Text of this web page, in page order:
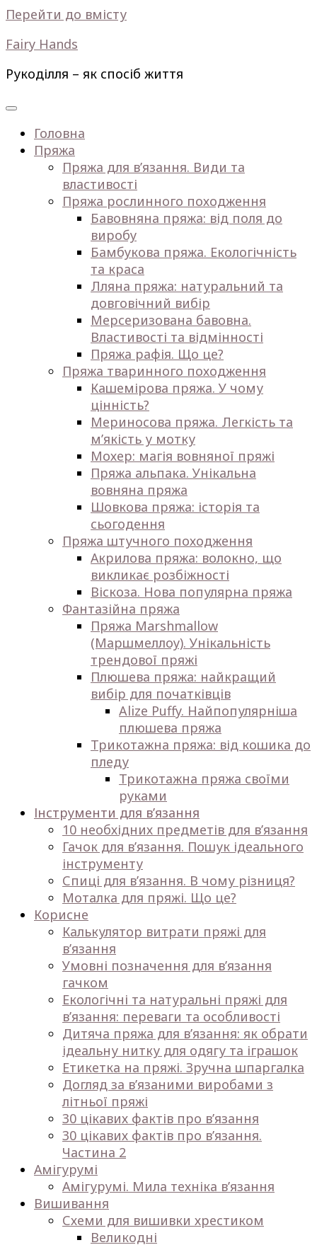
Перейти до вмісту
Fairy Hands
Рукоділля – як спосіб життя
Головна
Пряжа
Пряжа для в’язання. Види та
властивості
Пряжа рослинного походження
Бавовняна пряжа: від поля до
виробу
Бамбукова пряжа. Екологічність
та краса
Лляна пряжа: натуральний та
довговічний вибір
Мерсеризована бавовна.
Властивості та відмінності
Пряжа рафія. Що це?
Пряжа тваринного походження
Кашемірова пряжа. У чому
цінність?
Мериносова пряжа. Легкість та
м’якість у мотку
Мохер: магія вовняної пряжі
Пряжа альпака. Унікальна
вовняна пряжа
Шовкова пряжа: історія та
сьогодення
Пряжа штучного походження
Акрилова пряжа: волокно, що
викликає розбіжності
Віскоза. Нова популярна пряжа
Фантазійна пряжа
Пряжа Marshmallow
(Маршмеллоу). Унікальність
трендової пряжі
Плюшева пряжа: найкращий
вибір для початківців
Alize Puffy. Найпопулярніша
плюшева пряжа
Трикотажна пряжа: від кошика до
пледу
Трикотажна пряжа своїми
руками
Інструменти для в’язання
10 необхідних предметів для в’язання
Гачок для в’язання. Пошук ідеального
інструменту
Спиці для в’язання. В чому різниця?
Моталка для пряжі. Що це?
Корисне
Калькулятор витрати пряжі для
в’язання
Умовні позначення для в’язання
гачком
Екологічні та натуральні пряжі для
в’язання: переваги та особливості
Дитяча пряжа для в’язання: як обрати
ідеальну нитку для одягу та іграшок
Етикетка на пряжі. Зручна шпаргалка
Догляд за в’язаними виробами з
літньої пряжі
30 цікавих фактів про в’язання
30 цікавих фактів про в’язання.
Частина 2
Амігурумі
Амігурумі. Мила техніка в’язання
Вишивання
Схеми для вишивки хрестиком
Великодні